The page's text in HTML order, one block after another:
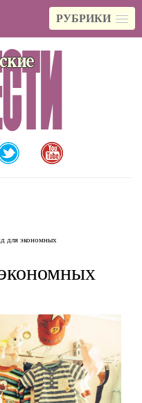
РУБРИКИ
для экономных